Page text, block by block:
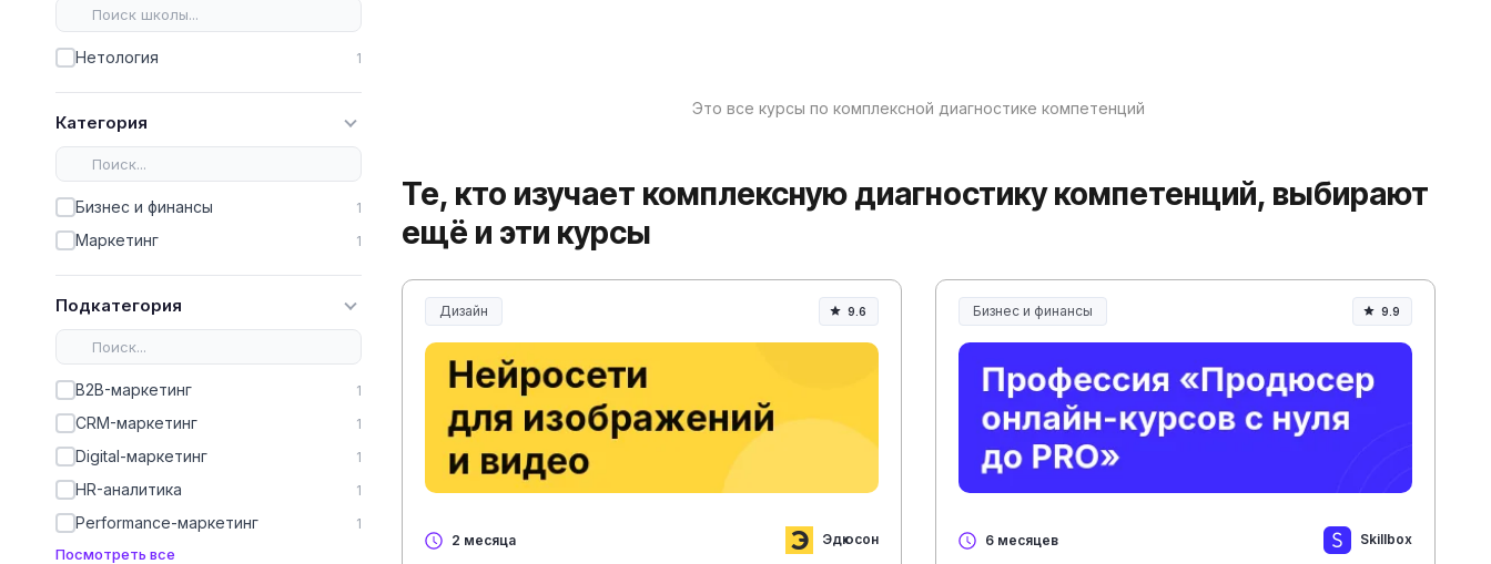
Нетология 1
Категория
Бизнес и финансы 1
Маркетинг 1
Подкатегория
B2B-маркетинг 1
CRM-маркетинг 1
Digital-маркетинг 1
HR-аналитика 1
Performance-маркетинг 1
Посмотреть все
Это все курсы по комплексной диагностике компетенций
Те, кто изучает комплексную диагностику компетенций, выбирают
ещё и эти курсы
Дизайн 9.6
2 месяца Эдюсон
Бизнес и финансы 9.9
6 месяцев Skillbox